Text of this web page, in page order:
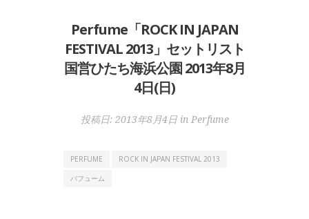
Perfume「ROCK IN JAPAN
FESTIVAL 2013」セットリスト
国営ひたち海浜公園 2013年8月
4日(日)
投稿日: 2013年8月4日in Perfume
PERFUME
ROCK IN JAPAN FESTIVAL 2013
パフューム